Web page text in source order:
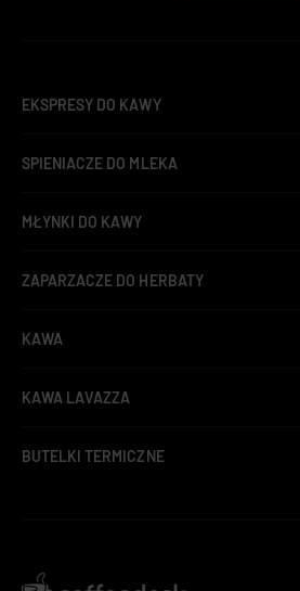
EKSPRESY DO KAWY
SPIENIACZE DO MLEKA
MŁYNKI DO KAWY
ZAPARZACZE DO HERBATY
KAWA
KAWA LAVAZZA
BUTELKI TERMICZNE